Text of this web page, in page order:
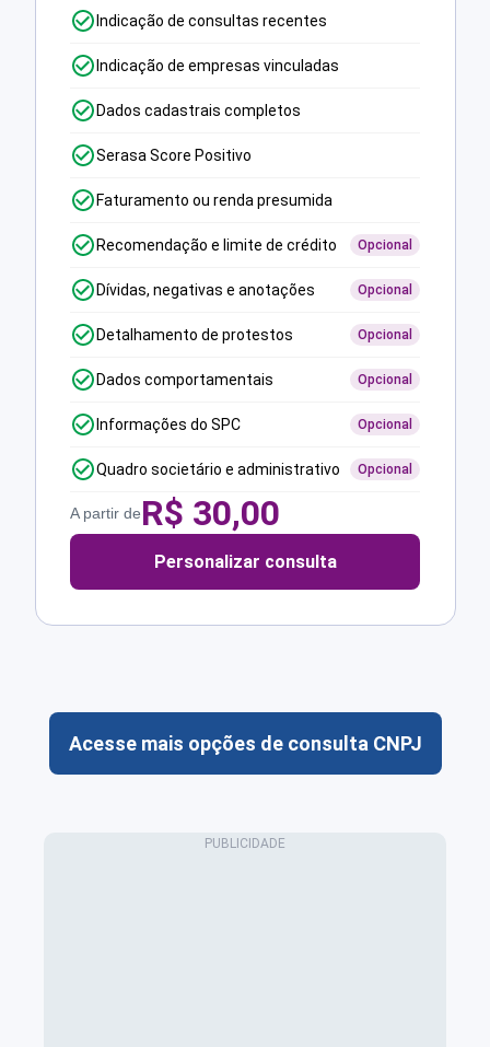
Indicação de consultas recentes
Indicação de empresas vinculadas
Dados cadastrais completos
Serasa Score Positivo
Faturamento ou renda presumida
Recomendação e limite de crédito Opcional
Dívidas, negativas e anotações Opcional
Detalhamento de protestos Opcional
Dados comportamentais Opcional
Informações do SPC Opcional
Quadro societário e administrativo Opcional
A partir deR$ 30,00
Personalizar consulta
Acesse mais opções de consulta CNPJ